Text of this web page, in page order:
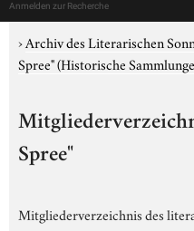
Anmelden zur Recherche
›Archiv des Literarischen
Spree" (Historische
Spree"
Mitgliederverzeichnis des